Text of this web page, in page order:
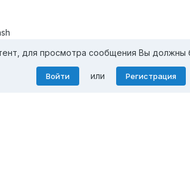
для просмотра сообщения Вы должны
Войти или Регистрация